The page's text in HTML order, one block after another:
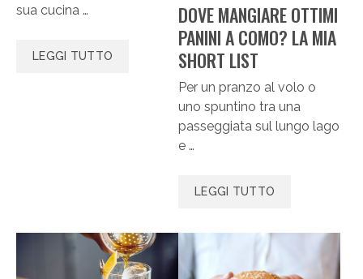
sua cucina …
LEGGI TUTTO
DOVE MANGIARE OTTIMI
PANINI A COMO? LA MIA
SHORT LIST
Per un pranzo al volo o
uno spuntino tra una
passeggiata sul lungo lago
e …
LEGGI TUTTO